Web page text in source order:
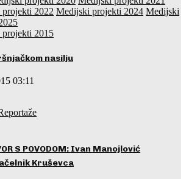
2022 Medijski projekti 2024 Medijski
2015
nasilju
03:11
S POVODOM: Ivan Manojlović
Kruševca